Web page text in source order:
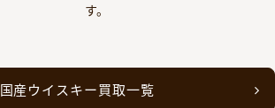
す。
国産ウイスキー買取一覧